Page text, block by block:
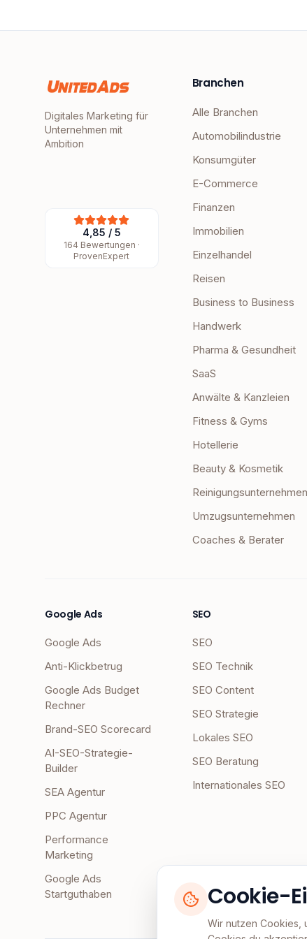
Digitales Marketing für
Unternehmen mit
Ambition
4,85 / 5
164 Bewertungen ·
ProvenExpert
Branchen
Alle Branchen
Automobilindustrie
Konsumgüter
E-Commerce
Finanzen
Immobilien
Einzelhandel
Reisen
Business to Business
Handwerk
Pharma & Gesundheit
SaaS
Anwälte & Kanzleien
Fitness & Gyms
Hotellerie
Beauty & Kosmetik
Reinigungsunternehmen
Umzugsunternehmen
Coaches & Berater
Google Ads
Google Ads
Anti-Klickbetrug
Google Ads Budget
Rechner
Brand-SEO Scorecard
AI-SEO-Strategie-
Builder
SEA Agentur
PPC Agentur
Performance
Marketing
Google Ads
Startguthaben
SEO
SEO
SEO Technik
SEO Content
SEO Strategie
Lokales SEO
SEO Beratung
Internationales SEO
Cookie-
Wir nutzen Cookies,